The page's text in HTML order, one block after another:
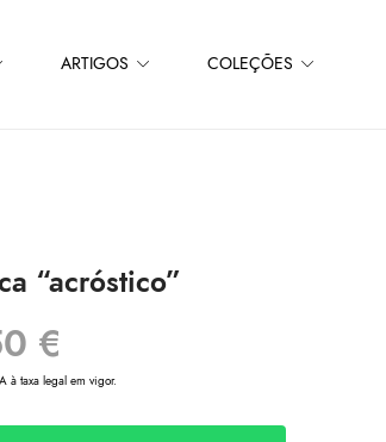
ARTIGOS COLEÇÕES
“acróstico”
€
à taxa legal em vigor.